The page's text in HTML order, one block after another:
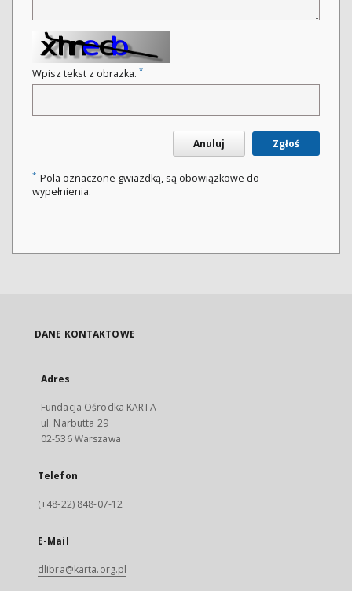
Wpisz tekst z obrazka. *
Anuluj Zgłoś
* Pola oznaczone gwiazdką, są obowiązkowe do
wypełnienia.
DANE KONTAKTOWE
Adres
Fundacja Ośrodka KARTA
ul. Narbutta 29
02-536 Warszawa
Telefon
(+48-22) 848-07-12
E-Mail
dlibra@karta.org.pl